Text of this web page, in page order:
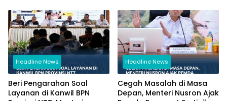
Headline News
Beri Pengarahan Soal
Layanan di Kanwil BPN
Headline News
Cegah Masalah di Masa
Depan, Menteri Nusron Ajak